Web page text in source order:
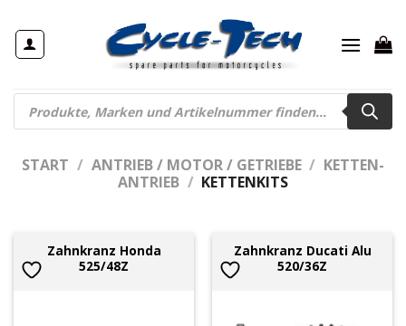
Inhalt
springen
Products
search
START / ANTRIEB / MOTOR / GETRIEBE / KETTEN-
ANTRIEB / KETTENKITS
Zahnkranz Honda
525/48Z
Zahnkranz Ducati Alu
520/36Z